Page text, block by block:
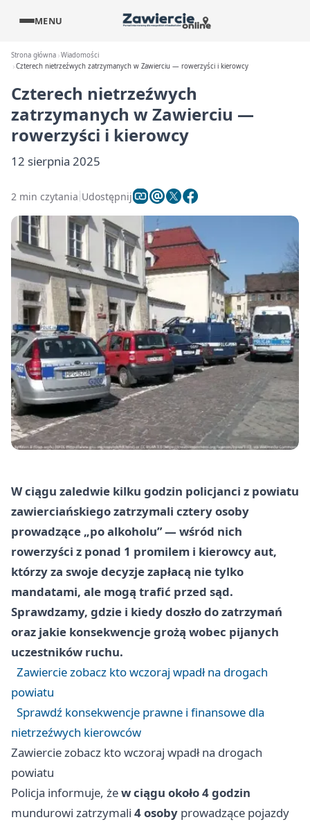
MENU
Strona główna Wiadomości
Czterech nietrzeźwych zatrzymanych w Zawierciu — rowerzyści i kierowcy
Czterech nietrzeźwych
zatrzymanych w Zawierciu —
rowerzyści i kierowcy
12 sierpnia 2025
2 min czytania Udostępnij
W ciągu zaledwie kilku godzin policjanci z powiatu
zawierciańskiego zatrzymali cztery osoby
prowadzące „po alkoholu” — wśród nich
rowerzyści z ponad 1 promilem i kierowcy aut,
którzy za swoje decyzje zapłacą nie tylko
mandatami, ale mogą trafić przed sąd.
Sprawdzamy, gdzie i kiedy doszło do zatrzymań
oraz jakie konsekwencje grożą wobec pijanych
uczestników ruchu.
Zawiercie zobacz kto wczoraj wpadł na drogach
powiatu
Sprawdź konsekwencje prawne i finansowe dla
nietrzeźwych kierowców
Zawiercie zobacz kto wczoraj wpadł na drogach
powiatu
Policja informuje, żew ciągu około 4 godzin
mundurowi zatrzymali 4 osoby prowadzące pojazdy